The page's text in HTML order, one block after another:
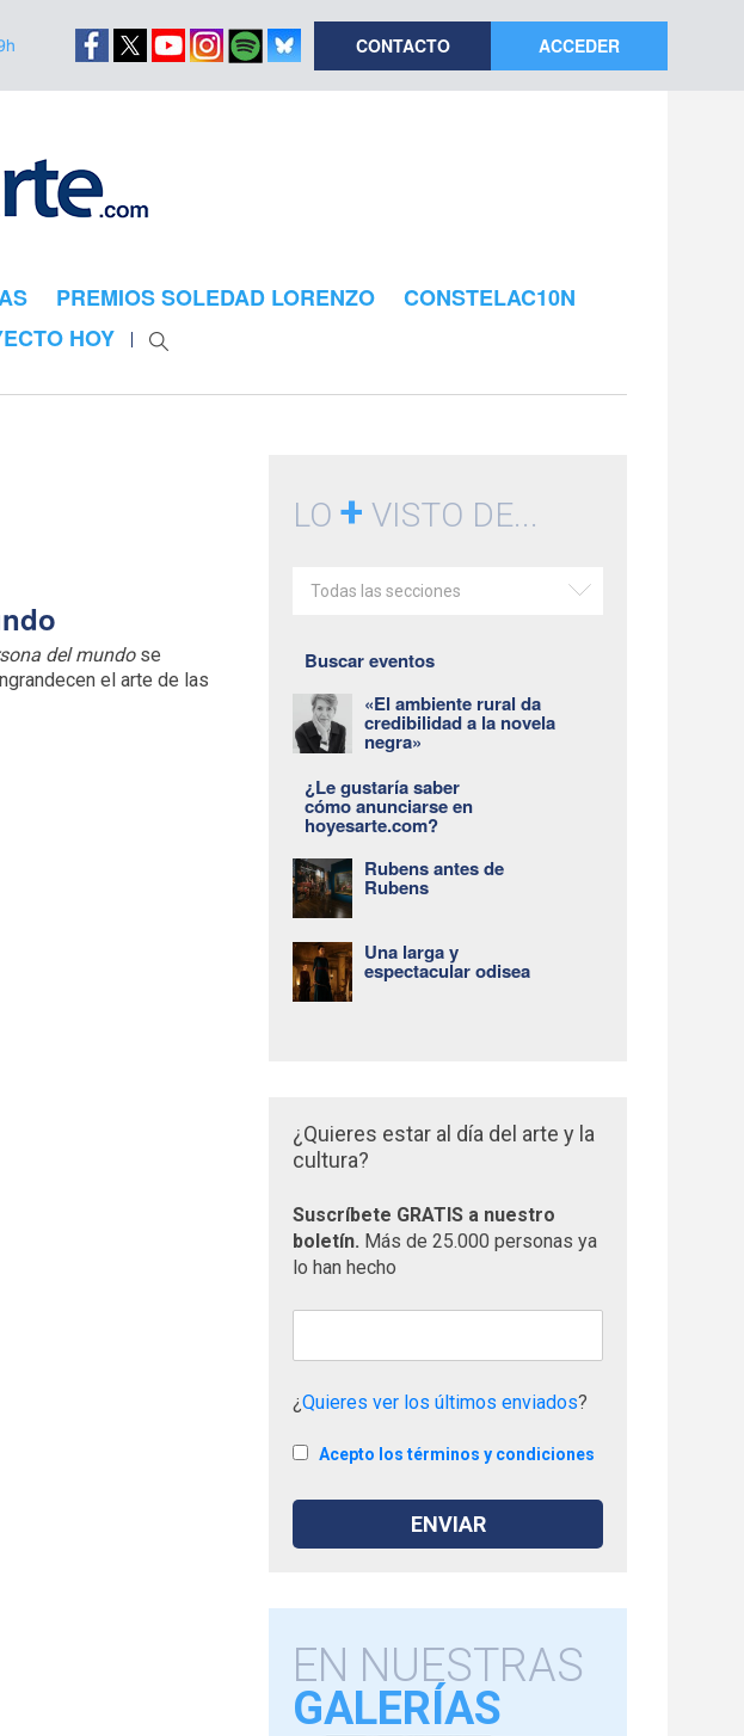
CONTACTO ACCEDER
PREMIOS SOLEDAD LORENZO
CONSTELAC10N
HOY
del mundose
el arte de las
LO+ VISTO DE...
Todas las secciones
Buscar eventos
«El ambiente rural da
credibilidad a la novela
negra»
¿Le gustaría saber
cómo anunciarse en
hoyesarte.com?
Rubens antes de
Rubens
Una larga y
espectacular odisea
¿Quieres estar al día del arte y la
cultura?
Suscríbete GRATIS a nuestro
boletín. Más de 25.000 personas ya
lo han hecho
¿Quieres ver los últimos enviados?
Acepto los términos y condiciones
EN NUESTRAS
GALERÍAS